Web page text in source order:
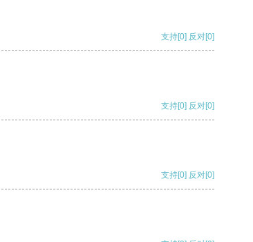
支持[0] 反对[0]
支持[0] 反对[0]
支持[0] 反对[0]